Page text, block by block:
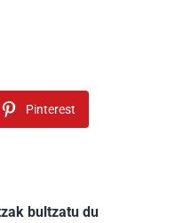
Pinterest
bultzatu du